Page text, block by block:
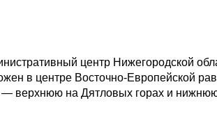
центр Нижегородской
в центре Восточно-Европейской
— верхнюю на Дятловых горах и